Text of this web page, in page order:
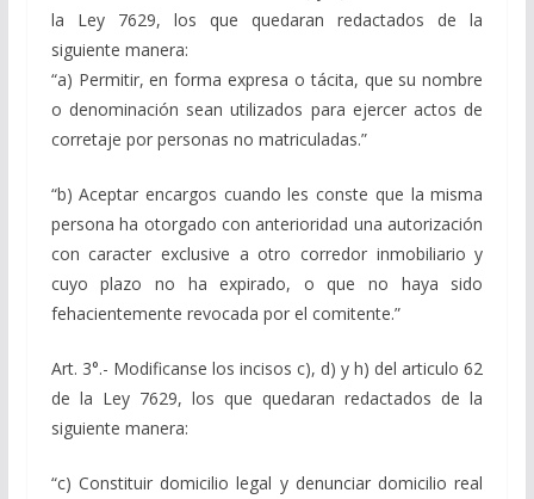
la Ley 7629, los que quedaran redactados de la
siguiente manera:
“a) Permitir, en forma expresa o tácita, que su nombre
o denominación sean utilizados para ejercer actos de
corretaje por personas no matriculadas.”
“b) Aceptar encargos cuando les conste que la misma
persona ha otorgado con anterioridad una autorización
con caracter exclusive a otro corredor inmobiliario y
cuyo plazo no ha expirado, o que no haya sido
fehacientemente revocada por el comitente.”
Art. 3°.- Modificanse los incisos c), d) y h) del articulo 62
de la Ley 7629, los que quedaran redactados de la
siguiente manera:
“c) Constituir domicilio legal y denunciar domicilio real